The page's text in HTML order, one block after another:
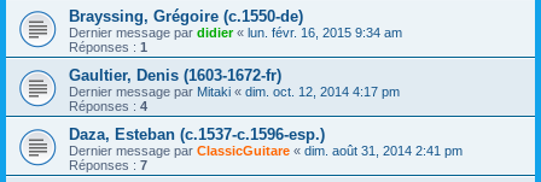
Brayssing, Grégoire (c.1550-de)
Dernier message par didier« lun. févr. 16, 2015 9:34 am
Réponses : 1
Gaultier, Denis (1603-1672-fr)
Dernier message par Mitaki « dim. oct. 12, 2014 4:17 pm
Réponses : 4
Daza, Esteban (c.1537-c.1596-esp.)
Dernier message par ClassicGuitare « dim. août 31, 2014 2:41 pm
Réponses : 7